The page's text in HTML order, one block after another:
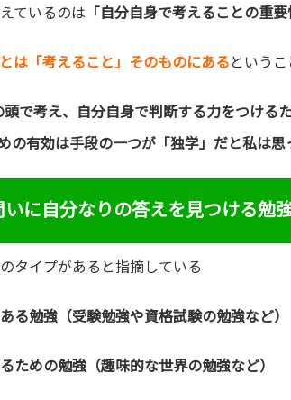
ているのは 「自分自身で考えることの重要
は「考えること」そのものにある という
頭で考え、自分自身で判断する力をつける
の有効は手段の一つが「独学」だと私は思
いに自分なりの答えを見つける勉
タイプがあると指摘している
る勉強（受験勉強や資格試験の勉強など）
ための勉強（趣味的な世界の勉強など）